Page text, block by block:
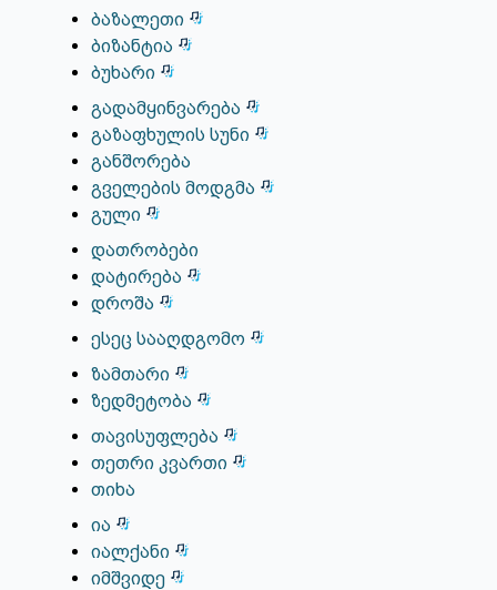
ბაზალეთი
ბიზანტია
ბუხარი
გადამყინვარება
გაზაფხულის სუნი
განშორება
გველების მოდგმა
გული
დათრობები
დატირება
დროშა
ესეც სააღდგომო
ზამთარი
ზედმეტობა
თავისუფლება
თეთრი კვართი
თიხა
ია
იალქანი
იმშვიდე